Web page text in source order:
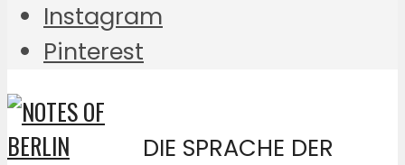
Instagram
Pinterest
DIE SPRACHE DER